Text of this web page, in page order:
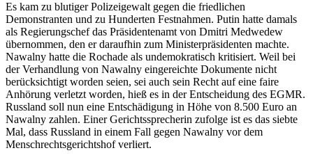
Es kam zu blutiger Polizeigewalt gegen die friedlichen
Demonstranten und zu Hunderten Festnahmen. Putin hatte damals
als Regierungschef das Präsidentenamt von Dmitri Medwedew
übernommen, den er daraufhin zum Ministerpräsidenten machte.
Nawalny hatte die Rochade als undemokratisch kritisiert. Weil bei
der Verhandlung von Nawalny eingereichte Dokumente nicht
berücksichtigt worden seien, sei auch sein Recht auf eine faire
Anhörung verletzt worden, hieß es in der Entscheidung des EGMR.
Russland soll nun eine Entschädigung in Höhe von 8.500 Euro an
Nawalny zahlen. Einer Gerichtssprecherin zufolge ist es das siebte
Mal, dass Russland in einem Fall gegen Nawalny vor dem
Menschrechtsgerichtshof verliert.